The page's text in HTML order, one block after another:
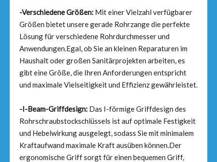
-Verschiedene Größen: Mit einer Vielzahl verfügbarer
Größen bietet unsere gerade Rohrzange die perfekte
Lösung für verschiedene Rohrdurchmesser und
Anwendungen.Egal, ob Sie an kleinen Reparaturen im
Haushalt oder großen Sanitärprojekten arbeiten, es
gibt eine Größe, die Ihren Anforderungen entspricht
und maximale Vielseitigkeit und Effizienz gewährleistet.
-I-Beam-Griffdesign: Das I-förmige Griffdesign des
Rohrschraubstockschlüssels ist auf optimale Festigkeit
und Hebelwirkung ausgelegt, sodass Sie mit minimalem
Kraftaufwand maximale Kraft ausüben können.Der
ergonomische Griff sorgt für einen bequemen Griff,